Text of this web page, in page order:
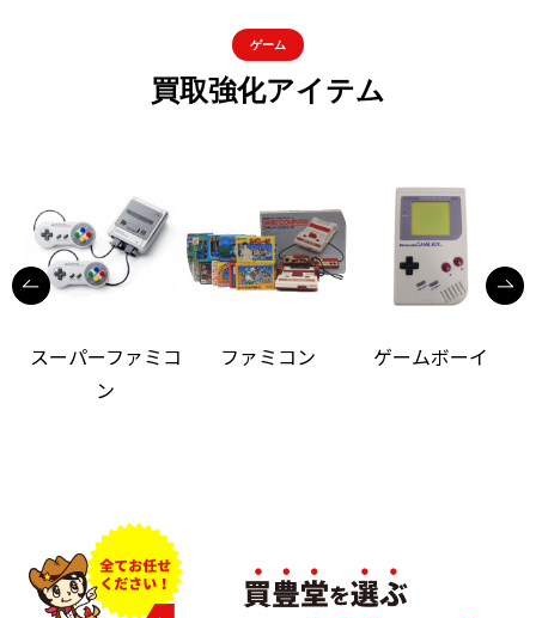
ゲーム
買取強化アイテム
スーパーファミコ
ン
ファミコン ゲームボーイ